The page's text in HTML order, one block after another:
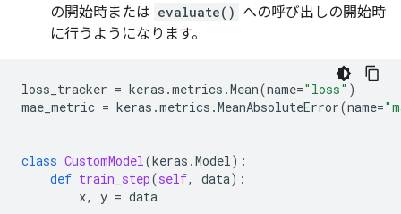
の開始時または evaluate() への呼び出しの開始時
に行うようになります。
loss_tracker = keras .metrics .Mean(name="loss" )
mae_metric = keras .metrics .MeanAbsoluteError(name=
class CustomModel(keras .Model):
def train_step(self, data):
x, y = data